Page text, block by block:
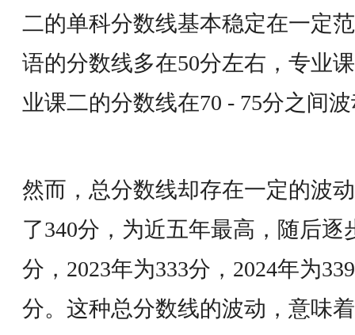
二的单科分数线基本稳定在一定
语的分数线多在50分左右，专业
业课二的分数线在70 - 75分之间
然而，总分数线却存在一定的波
了340分，为近五年最高，随后逐
分，2023年为333分，2024年为
分。这种总分数线的波动，意味